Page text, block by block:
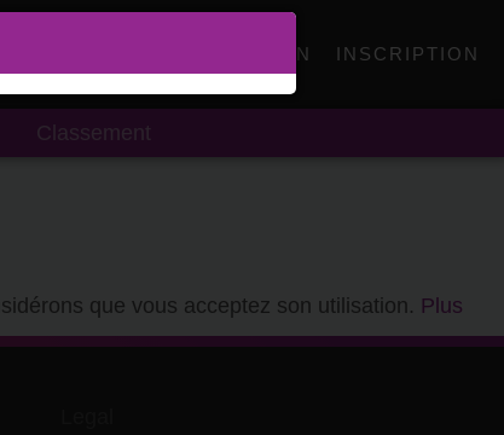
CONNEXION INSCRIPTION
Classement
que vous acceptez son utilisation. Plus